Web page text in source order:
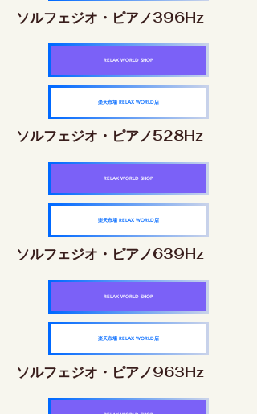
ソルフェジオ・ピアノ396Hz
RELAX WORLD SHOP
楽天市場 RELAX WORLD店
ソルフェジオ・ピアノ528Hz
RELAX WORLD SHOP
楽天市場 RELAX WORLD店
ソルフェジオ・ピアノ639Hz
RELAX WORLD SHOP
楽天市場 RELAX WORLD店
ソルフェジオ・ピアノ963Hz